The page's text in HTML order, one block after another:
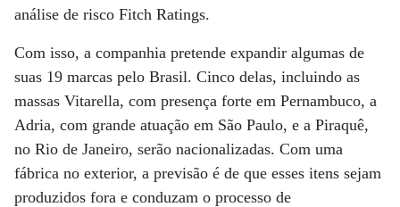
análise de risco Fitch Ratings.
Com isso, a companhia pretende expandir algumas de
suas 19 marcas pelo Brasil. Cinco delas, incluindo as
massas Vitarella, com presença forte em Pernambuco, a
Adria, com grande atuação em São Paulo, e a Piraquê,
no Rio de Janeiro, serão nacionalizadas. Com uma
fábrica no exterior, a previsão é de que esses itens sejam
produzidos fora e conduzam o processo de